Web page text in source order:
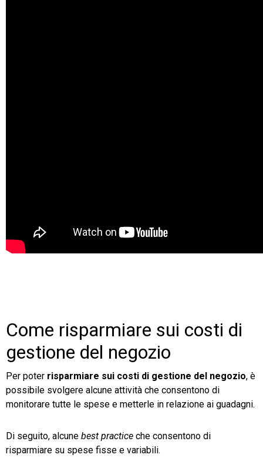
Come risparmiare sui costi di
gestione del negozio
Per poter risparmiare sui costi di gestione del negozio, è
possibile svolgere alcune attività che consentono di
monitorare tutte le spese e metterle in relazione ai guadagni.
Di seguito, alcune best practice che consentono di
risparmiare su spese fisse e variabili.